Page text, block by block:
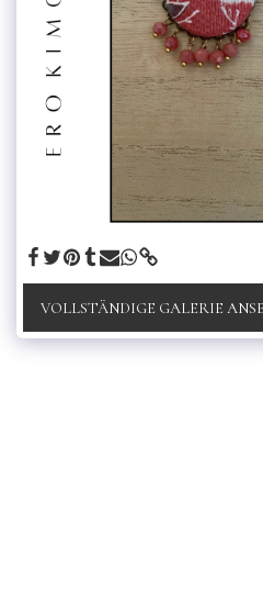
VOLLSTÄNDIGE GALERIE